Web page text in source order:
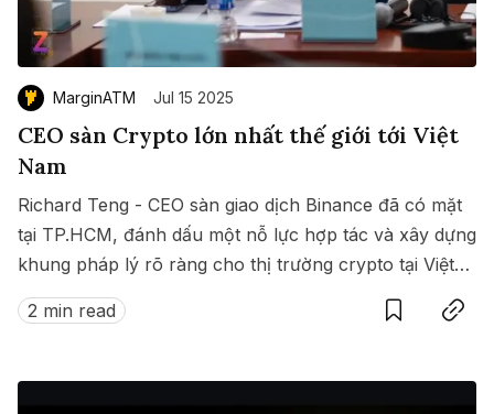
MarginATM Jul 15 2025
CEO sàn Crypto lớn nhất thế giới tới Việt
Nam
Richard Teng - CEO sàn giao dịch Binance đã có mặt
tại TP.HCM, đánh dấu một nỗ lực hợp tác và xây dựng
khung pháp lý rõ ràng cho thị trường crypto tại Việt
Nam.
2 min read
SaveCopy link